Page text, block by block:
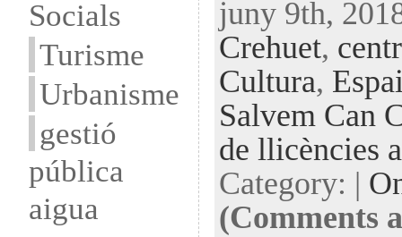
Socials
Turisme
Urbanisme
gestió
pública
aigua
juny 9th,
Crehuet,
Cultura,
Salvem Can
de llicències
Category: |
(Comments